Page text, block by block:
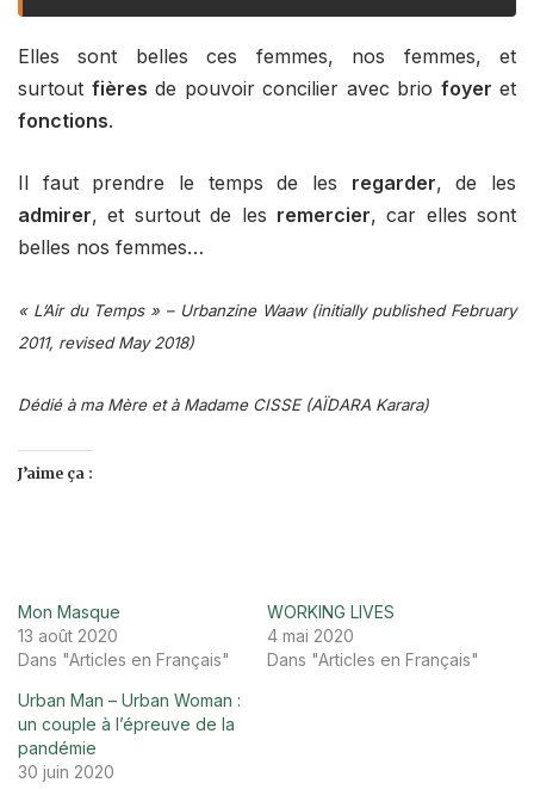
Elles sont belles ces femmes, nos femmes, et
surtout fières de pouvoir concilier avec brio foyer et
fonctions.
Il faut prendre le temps de les regarder, de les
admirer, et surtout de les remercier, car elles sont
belles nos femmes…
« L’Air du Temps » – Urbanzine Waaw (initially published February
2011, revised May 2018)
Dédié à ma Mère et à Madame CISSE (AÏDARA Karara)
J’aime ça :
Mon Masque
13 août 2020
Dans "Articles en Français"
‪WORKING LIVES
4 mai 2020
Dans "Articles en Français"
Urban Man – Urban Woman :
un couple à l’épreuve de la
pandémie
30 juin 2020